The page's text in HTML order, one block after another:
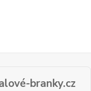
branky.cz